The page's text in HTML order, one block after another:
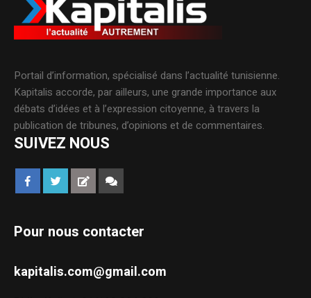
Portail d’information, spécialisé dans l’actualité tunisienne.
Kapitalis accorde, par ailleurs, une grande importance aux
débats d’idées et à l’expression citoyenne, à travers la
publication de tribunes, d’opinions et de commentaires.
SUIVEZ NOUS
Pour nous contacter
kapitalis.com@gmail.com